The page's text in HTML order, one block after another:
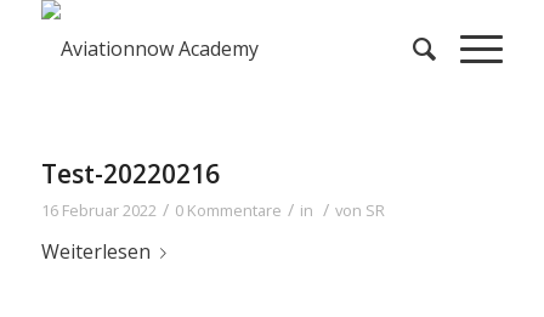
Test-20220216
16 Februar 2022 / 0 Kommentare / in / von SR
Weiterlesen